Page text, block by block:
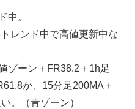
中。
レンド中で高値更新中な
ゾーン＋FR38.2＋1h足
か、15分足200MA＋
。（青ゾーン）